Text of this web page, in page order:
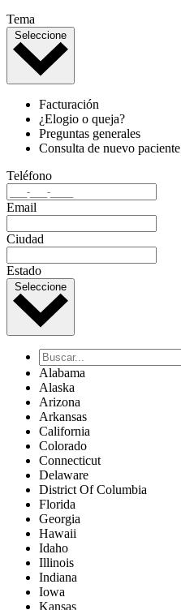
Tema
Seleccione
Facturación
¿Elogio o queja?
Preguntas generales
Consulta de nuevo paciente
Teléfono
Email
Ciudad
Estado
Seleccione
Alabama
Alaska
Arizona
Arkansas
California
Colorado
Connecticut
Delaware
District Of Columbia
Florida
Georgia
Hawaii
Idaho
Illinois
Indiana
Iowa
Kansas